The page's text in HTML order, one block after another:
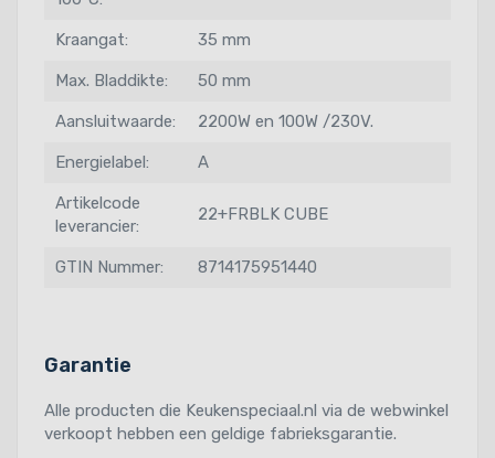
Kraangat: 35 mm
Max. Bladdikte: 50 mm
Aansluitwaarde: 2200W en 100W /230V.
Energielabel: A
Artikelcode
leverancier:
22+FRBLK CUBE
GTIN Nummer: 8714175951440
Garantie
Alle producten die Keukenspeciaal.nl via de webwinkel
verkoopt hebben een geldige fabrieksgarantie.